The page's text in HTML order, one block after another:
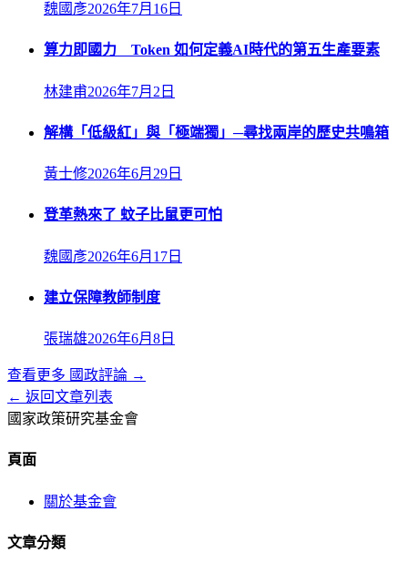
魏國彥2026年7月16日
算力即國力 Token 如何定義AI時代的第五生產要素
林建甫2026年7月2日
解構「低級紅」與「極端獨」─尋找兩岸的歷史共鳴箱
黃士修2026年6月29日
登革熱來了 蚊子比鼠更可怕
魏國彥2026年6月17日
建立保障教師制度
張瑞雄2026年6月8日
查看更多 國政評論 →
← 返回文章列表
國家政策研究基金會
頁面
關於基金會
文章分類